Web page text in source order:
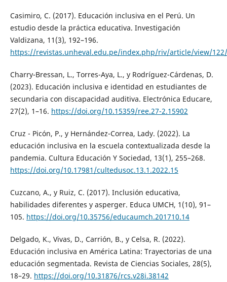
Casimiro, C. (2017). Educación inclusiva en el Perú. Un
estudio desde la práctica educativa. Investigación
Valdizana, 11(3), 192–196.
https://revistas.unheval.edu.pe/index.php/riv/article/view/
Charry-Bressan, L., Torres-Aya, L., y Rodríguez-Cárdenas, D.
(2023). Educación inclusiva e identidad en estudiantes de
secundaria con discapacidad auditiva. Electrónica Educare,
27(2), 1–16. https://doi.org/10.15359/ree.27-2.15902
Cruz - Picón, P., y Hernández-Correa, Lady. (2022). La
educación inclusiva en la escuela contextualizada desde la
pandemia. Cultura Educación Y Sociedad, 13(1), 255–268.
https://doi.org/10.17981/cultedusoc.13.1.2022.15
Cuzcano, A., y Ruiz, C. (2017). Inclusión educativa,
habilidades diferentes y asperger. Educa UMCH, 1(10), 91–
105. https://doi.org/10.35756/educaumch.201710.14
Delgado, K., Vivas, D., Carrión, B., y Celsa, R. (2022).
Educación inclusiva en América Latina: Trayectorias de una
educación segmentada. Revista de Ciencias Sociales, 28(5),
18–29. https://doi.org/10.31876/rcs.v28i.38142